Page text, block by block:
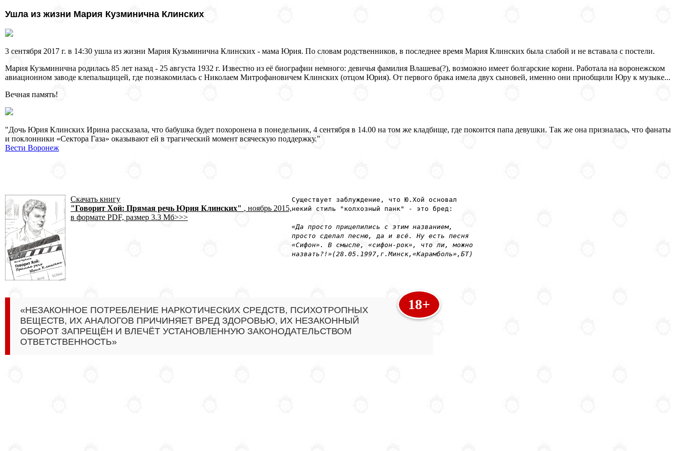
Ушла из жизни Мария Кузминична Клинских
3 сентября 2017 г. в 14:30 ушла из жизни Мария Кузьминична Клинских - мама Юрия. По словам родственников, в последнее время Мария Клинских была слабой и не вставала с постели.
Мария Кузьминична родилась 85 лет назад - 25 августа 1932 г. Известно из её биографии немного: девичья фамилия Влашева(?), возможно имеет болгарcкие корни. Работала на воронежском
авиационном заводе клепальщицей, где познакомилась с Николаем Митрофановичем Клинских (отцом Юрия). От первого брака имела двух сыновей, именно они приобщили Юру к музыке...
Вечная память!
"Дочь Юрия Клинских Ирина рассказала, что бабушка будет похоронена в понедельник, 4 сентября в 14.00 на том же кладбище, где покоится папа девушки. Так же она призналась, что фанаты
и поклонники «Сектора Газа» оказывают ей в трагический момент всяческую поддержку."
Вести Воронеж
Скачать книгу
"Говорит Хой: Прямая речь Юрия Клинских" , ноябрь 2015,
в формате PDF, размер 3.3 Мб>>>
Существует заблуждение, что Ю.Хой основал
некий стиль "колхозный панк" - это бред:
«Да просто прицепились с этим названием,
просто сделал песню, да и всё. Ну есть песня
«Сифон». В смысле, «сифон-рок», что ли, можно
назвать?!»(28.05.1997,г.Минск,«Карамболь»,БТ)
18+
«НЕЗАКОННОЕ ПОТРЕБЛЕНИЕ НАРКОТИЧЕСКИХ СРЕДСТВ, ПСИХОТРОПНЫХ
ВЕЩЕСТВ, ИХ АНАЛОГОВ ПРИЧИНЯЕТ ВРЕД ЗДОРОВЬЮ, ИХ НЕЗАКОННЫЙ
ОБОРОТ ЗАПРЕЩЁН И ВЛЕЧЁТ УСТАНОВЛЕННУЮ ЗАКОНОДАТЕЛЬСТВОМ
ОТВЕТСТВЕННОСТЬ»